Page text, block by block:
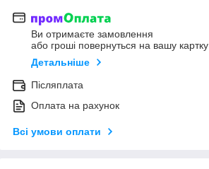
Ви отримаєте замовлення
або гроші повернуться на вашу картку
Детальніше
Післяплата
Оплата на рахунок
Всі умови оплати